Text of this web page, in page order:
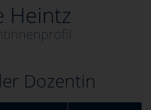
Heintz
Dozentin